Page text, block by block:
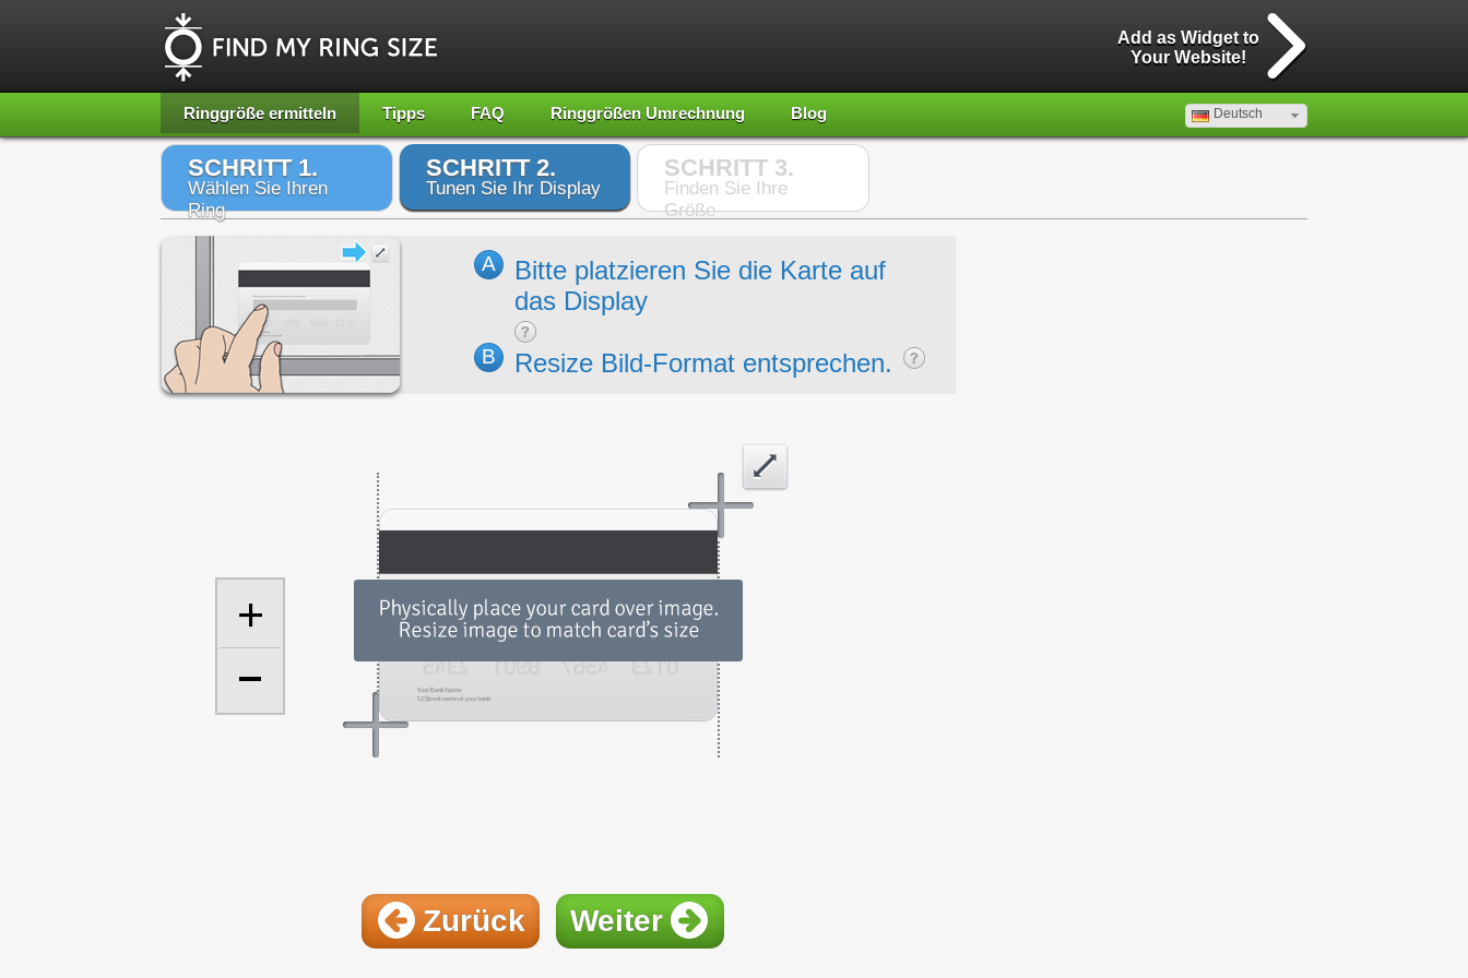
Add as Widget to
Your Website!
Ringgröße ermitteln Tipps FAQ Ringgrößen Umrechnung Blog Deutsch
SCHRITT 1.
Wählen Sie Ihren
Ring
SCHRITT 2.
Tunen Sie Ihr Display
SCHRITT 3.
Finden Sie Ihre
Größe
A
Bitte platzieren Sie die Karte auf
das Display
B Resize Bild-Format entsprechen.
+
Zurück Weiter